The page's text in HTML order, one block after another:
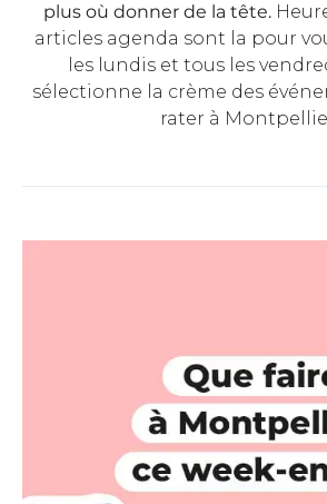
plus où donner de la tête.
articles agenda sont la pour
les lundis et tous les
sélectionne la crème des
rater à